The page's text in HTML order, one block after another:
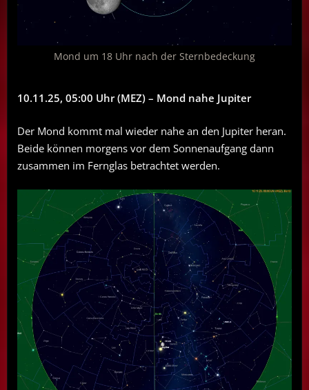
Mond um 18 Uhr nach der Sternbedeckung
10.11.25, 05:00 Uhr (MEZ) – Mond nahe Jupiter
Der Mond kommt mal wieder nahe an den Jupiter heran.
Beide können morgens vor dem Sonnenaufgang dann
zusammen im Fernglas betrachtet werden.